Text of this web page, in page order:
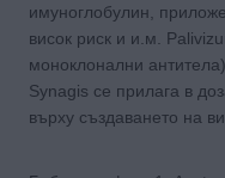
имуноглобулин,
висок риск и и.м.
моноклонални
Synagis се прилага в
върху създаването на